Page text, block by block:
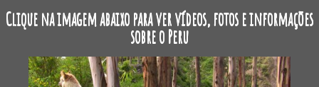
Clique na imagem abaixo para ver vídeos, fotos e informações
sobre o Peru